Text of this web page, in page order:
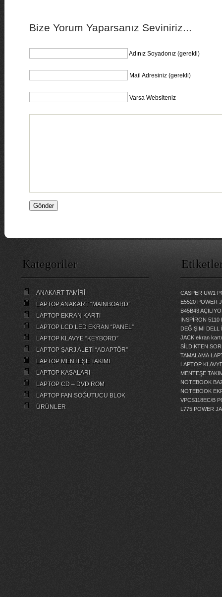
Bize Yorum Yaparsanız Seviniriz...
Adınız Soyadonız (gerekli)
Mail Adresiniz (gerekli)
Varsa Websiteniz
Kategoriler
ANAKART TAMİRİ
LAPTOP ANAKART “MAİNBOARD”
LAPTOP EKRAN KARTI
LAPTOP LCD LED EKRAN “PANEL”
LAPTOP KLAVYE “KEYBORD”
LAPTOP ŞARJ ALETİ “ADAPTÖR”
LAPTOP MENTEŞE TAKIMI
LAPTOP KASALARI
LAPTOP CD – DVD ROM
LAPTOP FAN SOĞUTUCU BLOK
ÜRÜNLER
CASPER UW1
E5520 POWER
B45B43
İNSPİRON
DEĞİŞİMİ
DELL
JACK ekran
SİLDİKTEN
TAMALAMA
LAPTOP
MENTEŞE
NOTEBOOK
NOTEBOOK
VPCS118EC/B
L775 POWER